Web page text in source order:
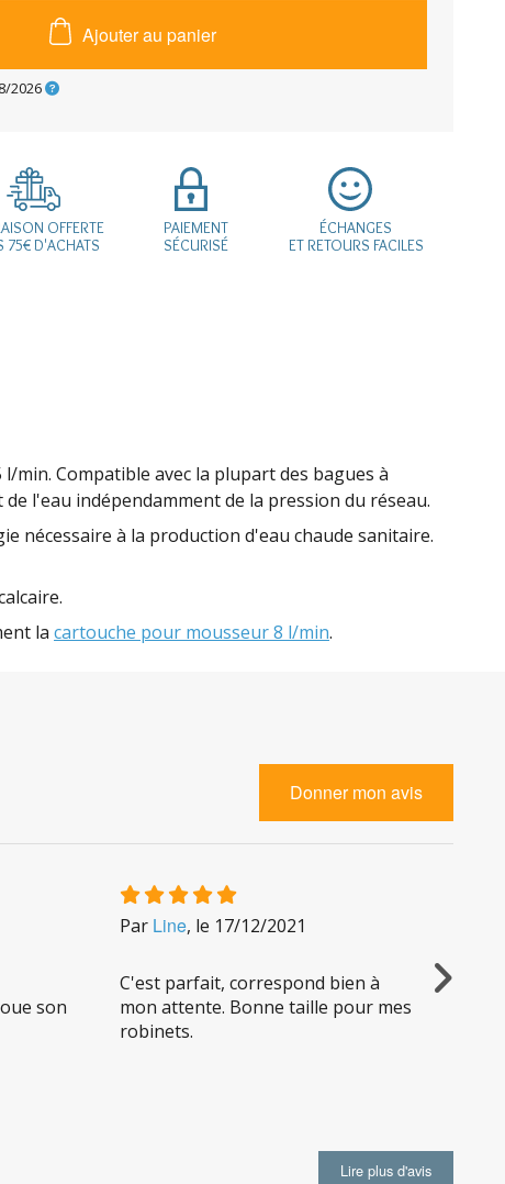
OFFERTE
75€ D'ACHATS
PAIEMENT
SÉCURISÉ
ÉCHANGES
ET RETOURS FACILES
Ajouter au panier
2026
min. Compatible avec la plupart des bagues à
l'eau indépendamment de la pression du réseau.
nécessaire à la production d'eau chaude sanitaire.
la cartouche pour mousseur 8 l/min.
Donner mon avis
son
Par Line, le 17/12/2021
C'est parfait, correspond bien à
mon attente. Bonne taille pour mes
robinets.
Lire plus d'avis